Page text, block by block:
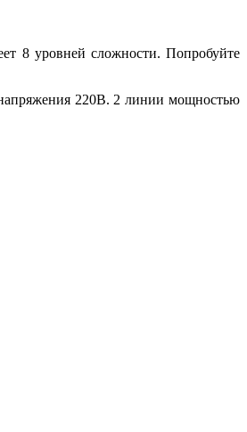
8 уровней сложности. Попробуйте
напряжения 220В. 2 линии мощностью